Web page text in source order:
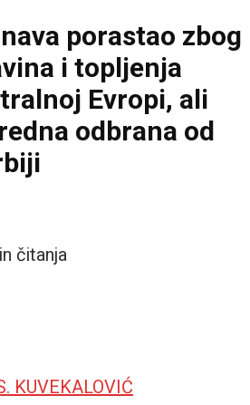
porastao zbog
i topljenja
Evropi, ali
odbrana od
čitanja